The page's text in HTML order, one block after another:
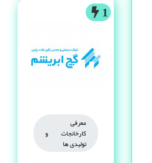
1
معرفی
کارخانجات و
تولیدی ها